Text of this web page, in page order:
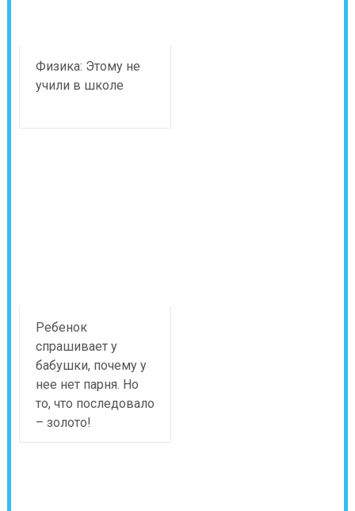
Физика: Этому не
учили в школе
Ребенок
спрашивает у
бабушки, почему у
нее нет парня. Но
то, что последовало
– золото!